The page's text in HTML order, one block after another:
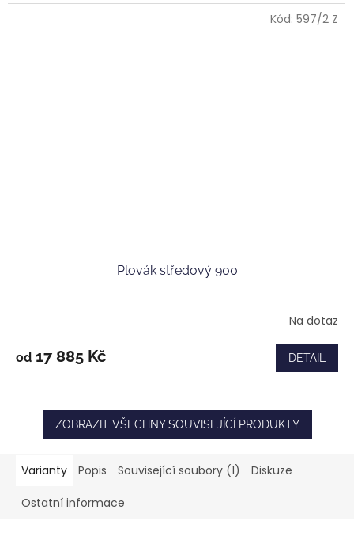
Plovák středový 900
Na dotaz
od 17 885 Kč DETAIL
Kód: 597/2 Z
ZOBRAZIT VŠECHNY SOUVISEJÍCÍ PRODUKTY
Varianty Popis Související soubory (1) Diskuze
Ostatní informace